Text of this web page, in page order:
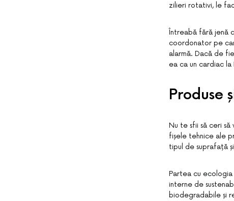
zilieri rotativi, le
Întreabă fără jenă
coordonator pe
alarmă. Dacă de
ea ca un cardiac la
Produse
Nu te sfii să ceri
fișele tehnice ale
tipul de suprafață
Partea cu ecologia
interne de
biodegradabile și